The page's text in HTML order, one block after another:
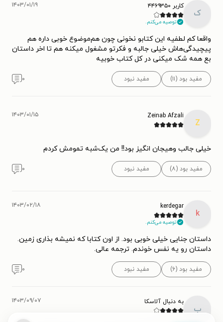
ک
کاربر ۴۴۶۹۳۵۰
توصیه می‌کنم.
۱۴۰۳/۰۱/۱۹
واقعا کم لطفیه این کتابو نخونی چون هم‌موضوع خوبی داره هم
پیچیدگی‌هاش خیلی جالبه و فکرتو مشغول میکنه هم تا اخر داستان
بع همه شک میکنی در کل کتاب خوبیه
مفید بود (۱۱) مفید نبود ۰
Z
Zeinab Afzali ۱۴۰۳/۰۱/۱۵
خیلی جالب و‌هیجان انگیز بود!! من یک‌شبه تمومش کردم
مفید بود (۸) مفید نبود ۰
k
kerdegar
توصیه می‌کنم.
۱۴۰۳/۰۲/۱۸
داستان جنایی خیلی خوبی بود. از اون کتابا که نمیشه بذاری زمین.
داستان رو یه نفس خوندم. ترجمه عالی‌.
مفید بود (۶) مفید نبود ۰
ب
به دنبال آلاسکا ۱۴۰۳/۰۹/۰۷